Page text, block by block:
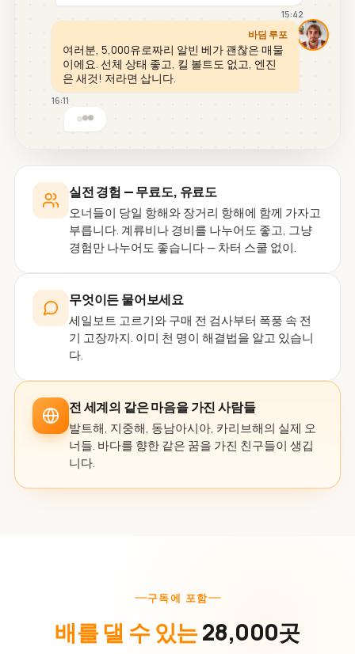
15:42
바딤 루포
여러분, 5,000유로짜리 알빈 베가 괜찮은 매물
이에요. 선체 상태 좋고, 킬 볼트도 없고, 엔진
은 새것! 저라면 삽니다.
16:11
실전 경험 — 무료도, 유료도
오너들이 당일 항해와 장거리 항해에 함께 가자고
부릅니다. 계류비나 경비를 나누어도 좋고, 그냥
경험만 나누어도 좋습니다 — 차터 스쿨 없이.
무엇이든 물어보세요
세일보트 고르기와 구매 전 검사부터 폭풍 속 전
기 고장까지. 이미 천 명이 해결법을 알고 있습니
다.
전 세계의 같은 마음을 가진 사람들
발트해, 지중해, 동남아시아, 카리브해의 실제 오
너들. 바다를 향한 같은 꿈을 가진 친구들이 생깁
니다.
구독에 포함
배를 댈 수 있는28,000곳